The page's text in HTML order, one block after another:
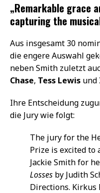
„Remarkable grace
capturing the
Aus insgesamt 30
die engere Auswahl
neben Smith zuletzt
Chase, Tess Lewis und
Ihre Entscheidung
die Jury wie folgt:
The jury for the
Prize is excited to
Jackie Smith for
Losses by Judith
Directions. Kirkus